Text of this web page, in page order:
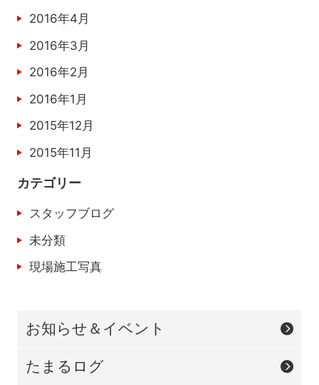
2016年4月
2016年3月
2016年2月
2016年1月
2015年12月
2015年11月
カテゴリー
スタッフブログ
未分類
現場施工写真
お知らせ＆イベント
たまるログ